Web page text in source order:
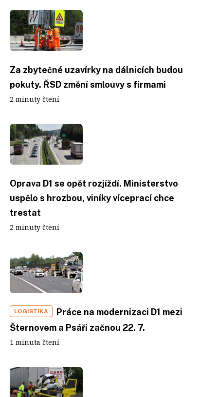
Za zbytečné uzavírky na dálnicích budou
pokuty. ŘSD změní smlouvy s firmami
2 minuty čtení
Oprava D1 se opět rozjíždí. Ministerstvo
uspělo s hrozbou, viníky víceprací chce
trestat
2 minuty čtení
LOGISTIKA
Práce na modernizaci D1 mezi
Šternovem a Psáři začnou 22. 7.
1 minuta čtení